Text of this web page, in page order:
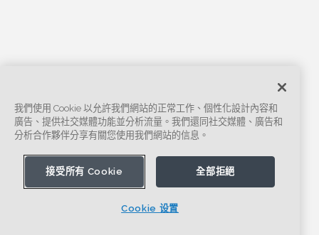
我們使用 Cookie 以允許我們網站的正常工作、個性化設計內容和
廣告、提供社交媒體功能並分析流量。我們還同社交媒體、廣告和
分析合作夥伴分享有關您使用我們網站的信息。
接受所有 Cookie 全部拒絕
Cookie 设置